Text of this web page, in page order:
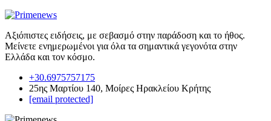
Αξιόπιστες ειδήσεις, με σεβασμό στην παράδοση και το ήθος.
Μείνετε ενημερωμένοι για όλα τα σημαντικά γεγονότα στην
Ελλάδα και τον κόσμο.
+30.6975757175
25ης Μαρτίου 140, Μοίρες Ηρακλείου Κρήτης
[email protected]